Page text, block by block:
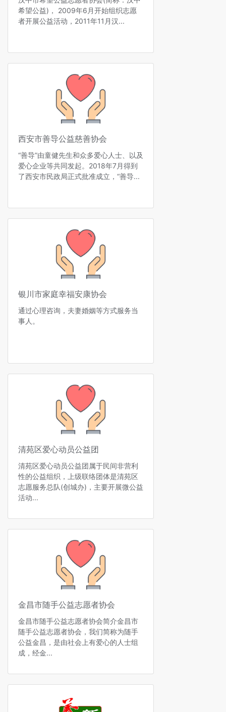
希望公益)， 2009年6月开始组织志愿
者开展公益活动，2011年11月汉...
西安市善导公益慈善协会
“善导”由童健先生和众多爱心人士、以及
爱心企业等共同发起。2018年7月得到
了西安市民政局正式批准成立，“善导...
银川市家庭幸福安康协会
通过心理咨询，夫妻婚姻等方式服务当
事人。
清苑区爱心动员公益团
清苑区爱心动员公益团属于民间非营利
性的公益组织，上级联络团体是清苑区
志愿服务总队(创城办)，主要开展微公益
活动...
金昌市随手公益志愿者协会
金昌市随手公益志愿者协会简介金昌市
随手公益志愿者协会，我们简称为随手
公益金昌，是由社会上有爱心的人士组
成，经金...